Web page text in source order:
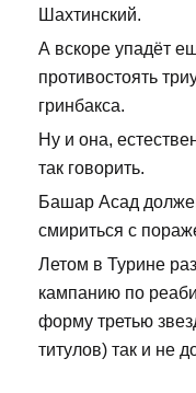
Шахтинский.
А вскоре упадёт
противостоять
гринбакса.
Ну и она,
так говорить.
Башар Асад
смириться с
Летом в Турине
кампанию по
форму третью
титулов) так и не